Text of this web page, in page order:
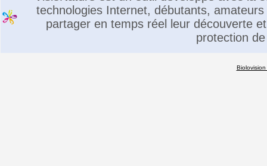
technologies Internet, débutants,
partager en temps réel leur découverte
protection
Biolovision